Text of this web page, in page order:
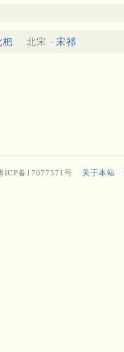
杷 北宋 · 宋祁
ICP备17077571号 关于本站